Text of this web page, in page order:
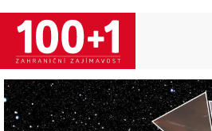
Přejít
hlavnímu
obsahu
Image